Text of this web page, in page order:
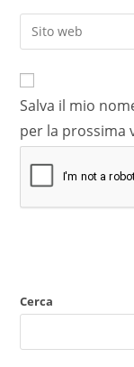
Salva il mio
per la prossima
Cerca